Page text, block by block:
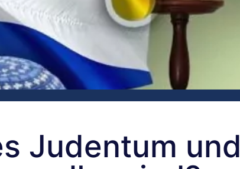
Judentum und